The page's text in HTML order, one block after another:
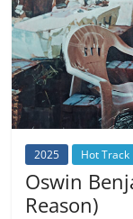
2025 Hot Track
Oswin
Reason)